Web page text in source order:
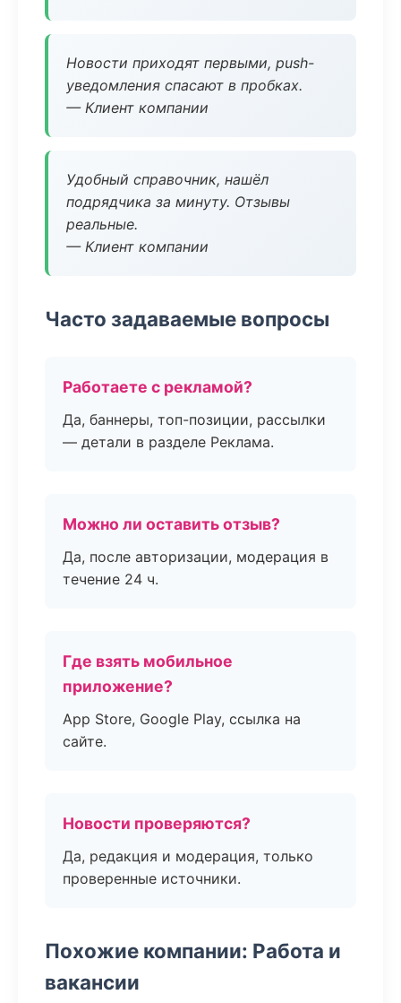
Новости приходят первыми, push-
уведомления спасают в пробках.
— Клиент компании
Удобный справочник, нашёл
подрядчика за минуту. Отзывы
реальные.
— Клиент компании
Часто задаваемые вопросы
Работаете с рекламой?
Да, баннеры, топ-позиции, рассылки
— детали в разделе Реклама.
Можно ли оставить отзыв?
Да, после авторизации, модерация в
течение 24 ч.
Где взять мобильное
приложение?
App Store, Google Play, ссылка на
сайте.
Новости проверяются?
Да, редакция и модерация, только
проверенные источники.
Похожие компании: Работа и
вакансии